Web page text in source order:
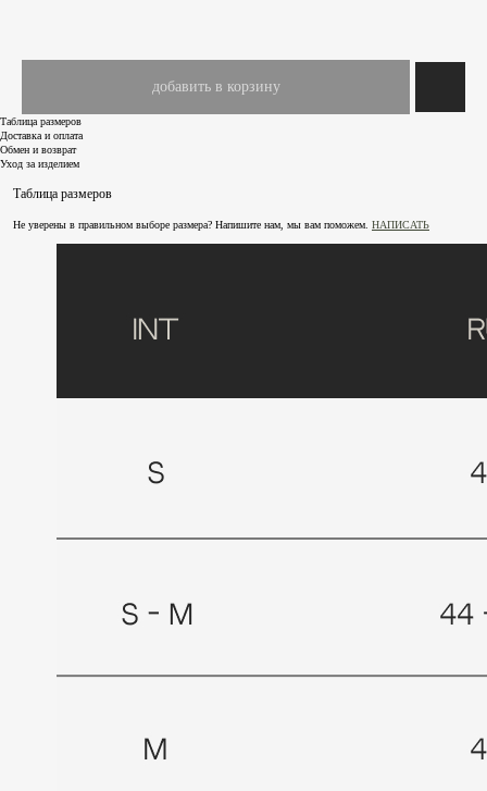
добавить в корзину
Таблица размеров
Доставка и оплата
Обмен и возврат
Уход за изделием
Таблица размеров
Не уверены в правильном выборе размера? Напишите нам, мы вам поможем. НАПИСАТЬ